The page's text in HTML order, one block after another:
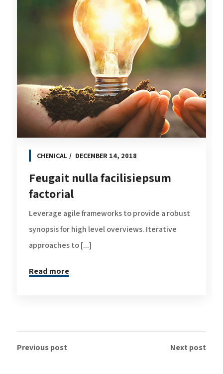
CHEMICAL DECEMBER 14, 2018
Feugait nulla facilisiepsum
factorial
Leverage agile frameworks to provide a robust
synopsis for high level overviews. Iterative
approaches to [...]
Read more
Previous post Next post